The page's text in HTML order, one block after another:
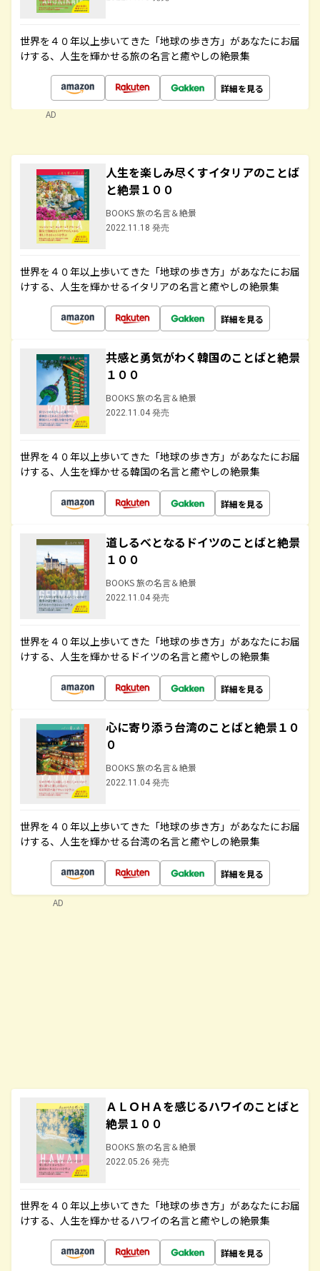
世界を４０年以上歩いてきた「地球の歩き方」があなたにお届
けする、人生を輝かせる旅の名言と癒やしの絶景集
詳細を見る
AD
人生を楽しみ尽くすイタリアのことば
と絶景１００
BOOKS 旅の名言＆絶景
2022.11.18 発売
世界を４０年以上歩いてきた「地球の歩き方」があなたにお届
けする、人生を輝かせるイタリアの名言と癒やしの絶景集
詳細を見る
共感と勇気がわく韓国のことばと絶景
１００
BOOKS 旅の名言＆絶景
2022.11.04 発売
世界を４０年以上歩いてきた「地球の歩き方」があなたにお届
けする、人生を輝かせる韓国の名言と癒やしの絶景集
詳細を見る
道しるべとなるドイツのことばと絶景
１００
BOOKS 旅の名言＆絶景
2022.11.04 発売
世界を４０年以上歩いてきた「地球の歩き方」があなたにお届
けする、人生を輝かせるドイツの名言と癒やしの絶景集
詳細を見る
心に寄り添う台湾のことばと絶景１０
０
BOOKS 旅の名言＆絶景
2022.11.04 発売
世界を４０年以上歩いてきた「地球の歩き方」があなたにお届
けする、人生を輝かせる台湾の名言と癒やしの絶景集
詳細を見る
ＡＬＯＨＡを感じるハワイのことばと
絶景１００
BOOKS 旅の名言＆絶景
2022.05.26 発売
世界を４０年以上歩いてきた「地球の歩き方」があなたにお届
けする、人生を輝かせるハワイの名言と癒やしの絶景集
詳細を見る
AD